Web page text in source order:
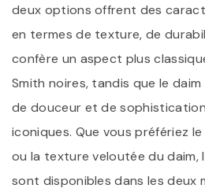
deux options offrent des
en termes de texture, de
confère un aspect plus
Smith noires, tandis que le
de douceur et de
iconiques. Que vous préfériez
ou la texture veloutée du daim,
sont disponibles dans les deux